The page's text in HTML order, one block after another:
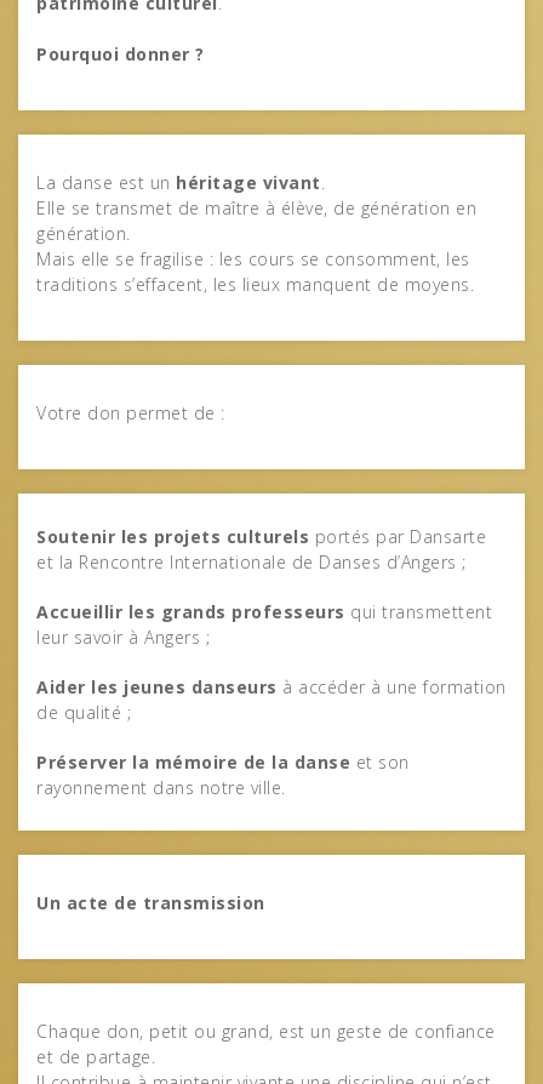
Pourquoi donner ?
La danse est un héritage vivant
Elle se transmet de maître à élève, de génération en
génération.
Mais elle se fragilise : les cours se consomment, les
traditions s’effacent, les lieux manquent de moyens.
Votre don permet de :
Soutenir les projets culturels portés par Dansarte
et la Rencontre Internationale de Danses d’Angers ;
Accueillir les grands professeurs qui transmettent
leur savoir à Angers ;
Aider les jeunes danseurs à accéder à une formation
de qualité ;
Préserver la mémoire de la danse et son
rayonnement dans notre ville.
Un acte de transmission
Chaque don, petit ou grand, est un geste de confiance
et de partage.